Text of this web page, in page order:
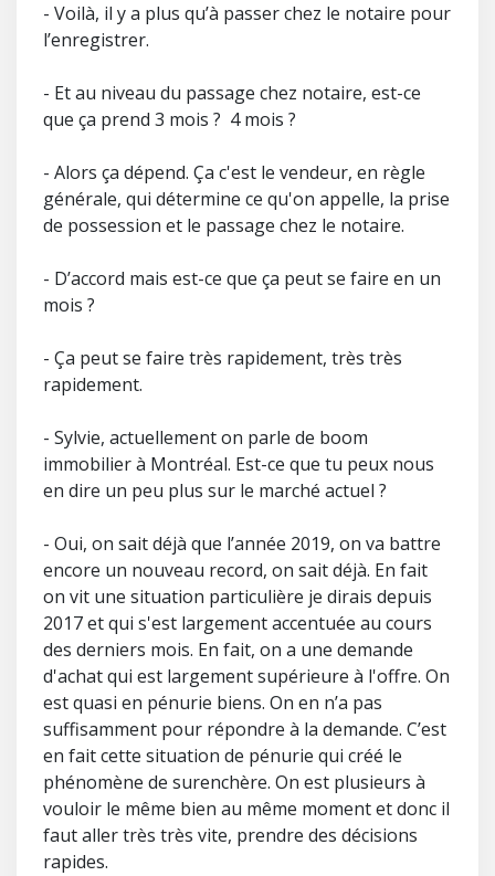
- Voilà, il y a plus qu’à passer chez le notaire pour
l’enregistrer.
- Et au niveau du passage chez notaire, est-ce
que ça prend 3 mois ? 4 mois ?
- Alors ça dépend. Ça c'est le vendeur, en règle
générale, qui détermine ce qu'on appelle, la prise
de possession et le passage chez le notaire.
- D’accord mais est-ce que ça peut se faire en un
mois ?
- Ça peut se faire très rapidement, très très
rapidement.
- Sylvie, actuellement on parle de boom
immobilier à Montréal. Est-ce que tu peux nous
en dire un peu plus sur le marché actuel ?
- Oui, on sait déjà que l’année 2019, on va battre
encore un nouveau record, on sait déjà. En fait
on vit une situation particulière je dirais depuis
2017 et qui s'est largement accentuée au cours
des derniers mois. En fait, on a une demande
d'achat qui est largement supérieure à l'offre. On
est quasi en pénurie biens. On en n’a pas
suffisamment pour répondre à la demande. C’est
en fait cette situation de pénurie qui créé le
phénomène de surenchère. On est plusieurs à
vouloir le même bien au même moment et donc il
faut aller très très vite, prendre des décisions
rapides.